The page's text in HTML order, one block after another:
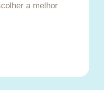
a melhor